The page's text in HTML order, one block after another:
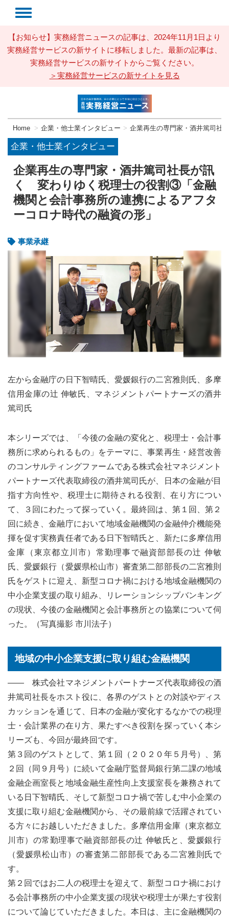
【お知らせ】実務経営ニュースの記事は、2024年11月1日より
実務経営サービスの新サイトに移転しました。最新の記事は、
実務経営サービスの新サイトからご覧ください。
＞実務経営サービスの新サイトを見る
Home 企業・他士業インタビュー 企業再生の専門家・酒井篤司社
企業・他士業インタビュー
企業再生の専門家・酒井篤司社長が訊
く 変わりゆく税理士の役割③「金融
機関と会計事務所の連携によるアフタ
ーコロナ時代の融資の形」
事業承継
左から金融庁の日下智晴氏、愛媛銀行の二宮雅則氏、多摩
信用金庫の辻 伸敏氏、マネジメントパートナーズの酒井
篤司氏
本シリーズでは、「今後の金融の変化と、税理士・会計事
務所に求められるもの」をテーマに、事業再生・経営改善
のコンサルティングファームである株式会社マネジメント
パートナーズ代表取締役の酒井篤司氏が、日本の金融が目
指す方向性や、税理士に期待される役割、在り方につい
て、３回にわたって探っていく。最終回は、第１回、第２
回に続き、金融庁において地域金融機関の金融仲介機能発
揮を促す実務責任者である日下智晴氏と、新たに多摩信用
金庫（東京都立川市）常勤理事で融資部部長の辻 伸敏
氏、愛媛銀行（愛媛県松山市）審査第二部部長の二宮雅則
氏をゲストに迎え、新型コロナ禍における地域金融機関の
中小企業支援の取り組み、リレーションシップバンキング
の現状、今後の金融機関と会計事務所との協業について伺
った。（写真撮影 市川法子）
地域の中小企業支援に取り組む金融機関
―― 株式会社マネジメントパートナーズ代表取締役の酒
井篤司社長をホスト役に、各界のゲストとの対談やディス
カッションを通じて、日本の金融が変化するなかでの税理
士・会計業界の在り方、果たすべき役割を探っていく本シ
リーズも、今回が最終回です。
第３回のゲストとして、第１回（２０２０年５月号）、第
２回（同９月号）に続いて金融庁監督局銀行第二課の地域
金融企画室長と地域金融生産性向上支援室長を兼務されて
いる日下智晴氏、そして新型コロナ禍で苦しむ中小企業の
支援に取り組む金融機関から、その最前線で活躍されてい
る方々にお越しいただきました。多摩信用金庫（東京都立
川市）の常勤理事で融資部部長の辻 伸敏氏と、愛媛銀行
（愛媛県松山市）の審査第二部部長である二宮雅則氏で
す。
第２回ではお二人の税理士を迎えて、新型コロナ禍におけ
る会計事務所の中小企業支援の現状や税理士が果たす役割
について論じていただきました。本日は、主に金融機関の